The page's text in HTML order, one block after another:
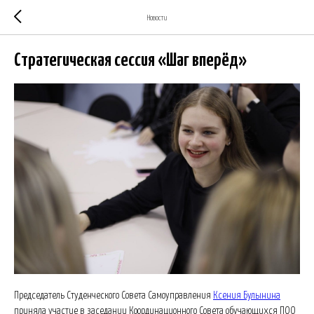
Новости
Cтратегическая сессия «Шаг вперёд»
Председатель Студенческого Совета Самоуправления Ксения Булынина
приняла участие в заседании Координационного Совета обучающихся ПОО